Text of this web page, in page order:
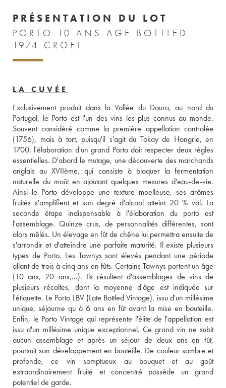
PRÉSENTATION DU LOT
PORTO 10 ANS AGE BOTTLED
1974 CROFT
LA CUVÉE
Exclusivement produit dans la Vallée du Douro, au nord du
Portugal, le Porto est l'un des vins les plus connus au monde.
Souvent considéré comme la première appellation controlée
(1756), mais à tort, puisqu'il s'agit du Tokay de Hongrie, en
1700, l'élaboration d'un grand Porto doit respecter deux règles
essentielles. D'abord le mutage, une découverte des marchands
anglais au XVIIème, qui consiste à bloquer la fermentation
naturelle du moût en ajoutant quelques mesures d'eau-de-vie.
Ainsi le Porto développe une texture moelleuse, ses arômes
fruités s'amplifient et son degré d'alcool atteint 20 % vol. La
seconde étape indispensable à l'élaboration du porto est
l'assemblage. Quinze crus, de personnalités différentes, sont
alors mêlés. Un élevage en fût de chêne lui permettra ensuite de
s'arrondir et d'atteindre une parfaite maturité. Il existe plusieurs
types de Porto. Les Tawnys sont élevés pendant une période
allant de trois à cinq ans en fûts. Certains Tawnys portent un âge
(10 ans, 20 ans,...). Ils résultent d'assemblages de vins de
plusieurs récoltes, dont la moyenne d'âge est indiquée sur
l'étiquette. Le Porto LBV (Late Bottled Vintage), issu d'un millésime
unique, séjourne qu à 6 ans en fût avant la mise en bouteille.
Enfin, le Porto Vintage qui représente l'élite de l'appellation est
issu d'un millésime unique exceptionnel. Ce grand vin ne subit
aucun assemblage et après un séjour de deux ans en fût,
poursuit son développement en bouteille. De couleur sombre et
profonde, ce vin somptueux au bouquet et au goût
extraordinairement fruité et concentré possède un grand
potentiel de garde.